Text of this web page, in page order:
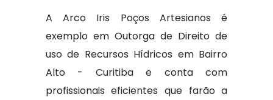
A Arco Iris Poços Artesianos é
exemplo em Outorga de Direito de
uso de Recursos Hídricos em Bairro
Alto - Curitiba e conta com
profissionais eficientes que farão a